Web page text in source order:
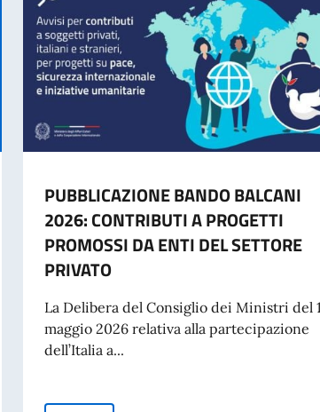
PUBBLICAZIONE BANDO BALCANI
2026: CONTRIBUTI A PROGETTI
PROMOSSI DA ENTI DEL SETTORE
PRIVATO
La Delibera del Consiglio dei Ministri del
maggio 2026 relativa alla partecipazione
dell’Italia a...